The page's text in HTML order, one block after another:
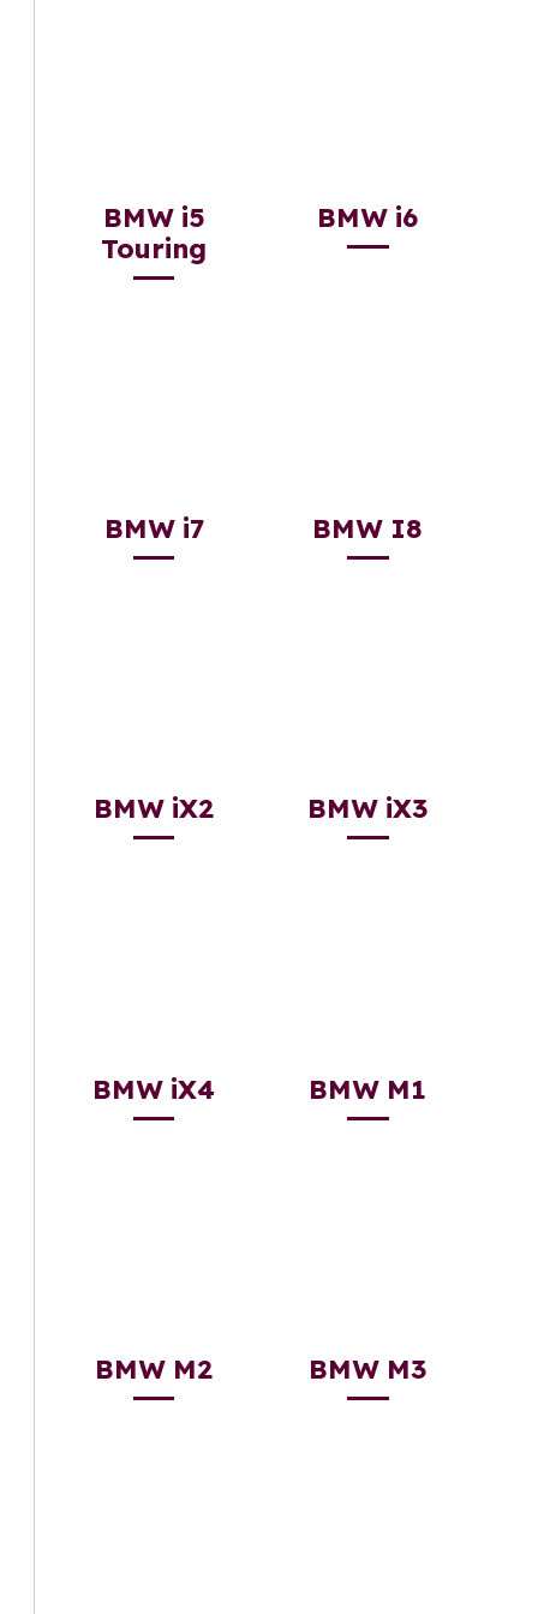
BMW i5
Touring
BMW i6
BMW i7 BMW I8
BMW iX2 BMW iX3
BMW iX4 BMW M1
BMW M2 BMW M3